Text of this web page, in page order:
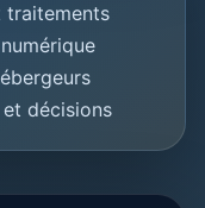
traitements
décisions